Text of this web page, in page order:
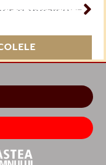
ARTICOL URMĂTOR
Ultima zi din viata Parintelui Iosif Trifa